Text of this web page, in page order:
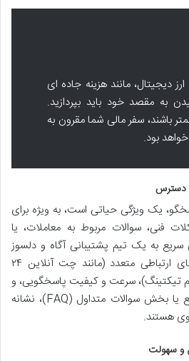
دیجیتال، مانند هزینه جاده ای
به مقصد خود باید بپردازید.
باشند، سفر مالی شما مقرون به
بود.
دسترس
یک ویژگی حیاتی است، به ویژه برای
فنی، سوالات مربوط به معاملات، یا
سریع به یک تیم پشتیبانی آگاه و دلسوز
اهمیت زیادی دارد. کانال های ارتباطی متعدد (مانند چت آنلاین ۲۴
تیکتینگ)، سرعت و کیفیت پاسخگویی، و
وجود یک پایگاه دانش جامع یا بخش سوالات متداول (FAQ)، نشانه
هستند.
و سهولت